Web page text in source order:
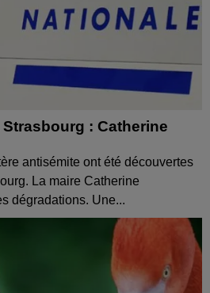
: Catherine
antisémite ont été découvertes
La maire Catherine
dégradations. Une...